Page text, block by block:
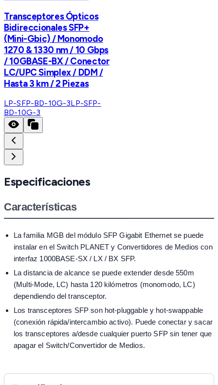
Transceptores Ópticos
Bidireccionales SFP+
(Mini-Gbic) / Monomodo
1270 & 1330 nm / 10 Gbps
/ 10GBASE-BX / Conector
LC/UPC Simplex / DDM /
Hasta 3 km / 2 Piezas
LP-SFP-BD-10G-3LP-SFP-
BD-10G-3
Especificaciones
Características
La familia MGB del módulo SFP Gigabit Ethernet se puede
instalar en el Switch PLANET y Convertidores de Medios con
interfaz 1000BASE-SX / LX / BX SFP.
La distancia de alcance se puede extender desde 550m
(Multi-Mode, LC) hasta 120 kilómetros (monomodo, LC)
dependiendo del transceptor.
Los transceptores SFP son hot-pluggable y hot-swappable
(conexión rápida/intercambio activo). Puede conectar y sacar
los transceptores a/desde cualquier puerto SFP sin tener que
apagar el Switch/Convertidor de Medios.